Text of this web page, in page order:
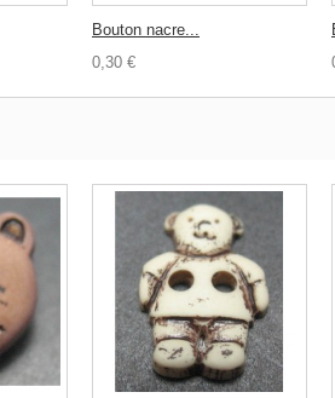
Bouton nacre...
0,30 €